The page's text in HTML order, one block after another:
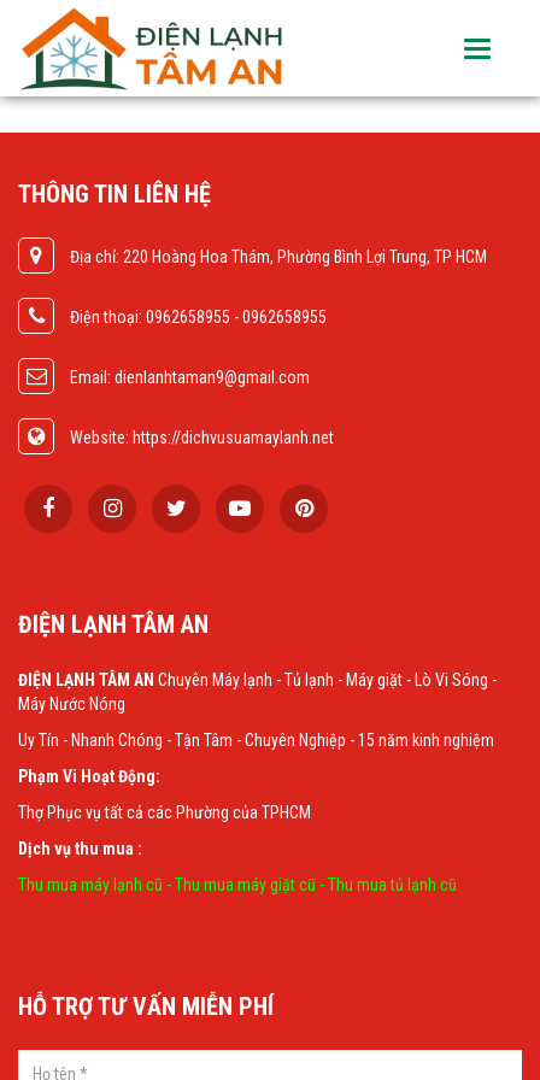
Toggle
THÔNG TIN LIÊN HỆ
Địa chỉ: 220 Hoàng Hoa Thám, Phường Bình Lợi Trung, TP HCM
Điện thoại: 0962658955 - 0962658955
Email: dienlanhtaman9@gmail.com
Website: https://dichvusuamaylanh.net
ĐIỆN LẠNH TÂM AN
ĐIỆN LẠNH TÂM AN Chuyên Máy lạnh - Tủ lạnh - Máy giặt - Lò Vi Sóng -
Máy Nước Nóng
Uy Tín - Nhanh Chóng - Tận Tâm - Chuyên Nghiệp - 15 năm kinh nghiệm
Phạm Vi Hoạt Động:
Thợ Phục vụ tất cả các Phường của TPHCM
Dịch vụ thu mua :
Thu mua máy lạnh cũ -Thu mua máy giặt cũ -Thu mua tủ lạnh cũ
HỖ TRỢ TƯ VẤN MIỄN PHÍ